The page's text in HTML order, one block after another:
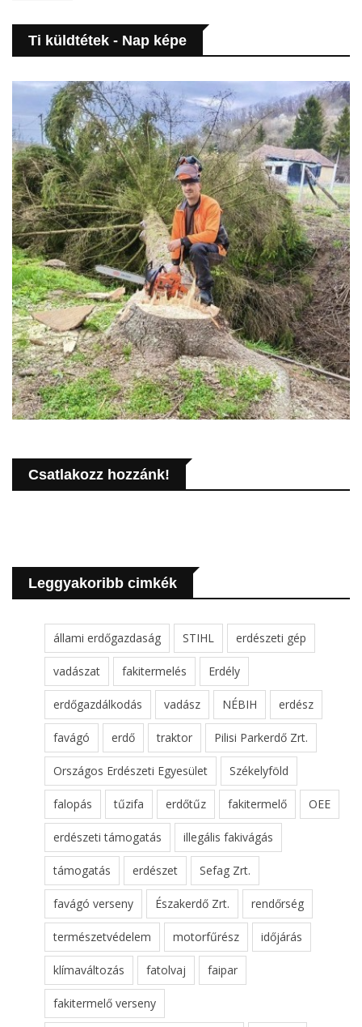
Ti küldtétek - Nap képe
Csatlakozz hozzánk!
Leggyakoribb cimkék
állami erdőgazdaság STIHL erdészeti gép
vadászat fakitermelés Erdély
erdőgazdálkodás vadász NÉBIH erdész
favágó erdő traktor Pilisi Parkerdő Zrt.
Országos Erdészeti Egyesület Székelyföld
falopás tűzifa erdőtűz fakitermelő OEE
erdészeti támogatás illegális fakivágás
támogatás erdészet Sefag Zrt.
favágó verseny Északerdő Zrt. rendőrség
természetvédelem motorfűrész időjárás
klímaváltozás fatolvaj faipar
fakitermelő verseny